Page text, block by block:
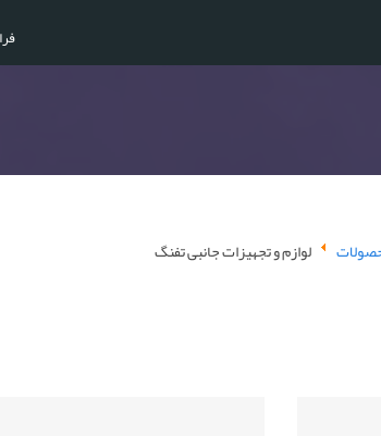
لوازم و تجهیزات جانبی تفنگ